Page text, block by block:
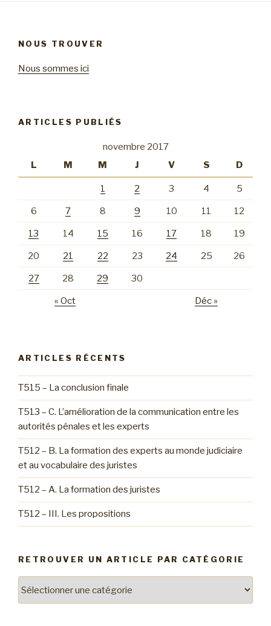
NOUS TROUVER
Nous sommes ici
ARTICLES PUBLIÉS
novembre 2017
L
M M J V S D
1 2 3 4 5
6 7 8 9 10 11 12
13 14 15 16 17 18 19
20 21 22 23 24 25 26
27 28 29 30
« Oct Déc »
ARTICLES RÉCENTS
T515 – La conclusion finale
T513 – C. L’amélioration de la communication entre les
autorités pénales et les experts
T512 – B. La formation des experts au monde judiciaire
et au vocabulaire des juristes
T512 – A. La formation des juristes
T512 – III. Les propositions
RETROUVER UN ARTICLE PAR CATÉGORIE